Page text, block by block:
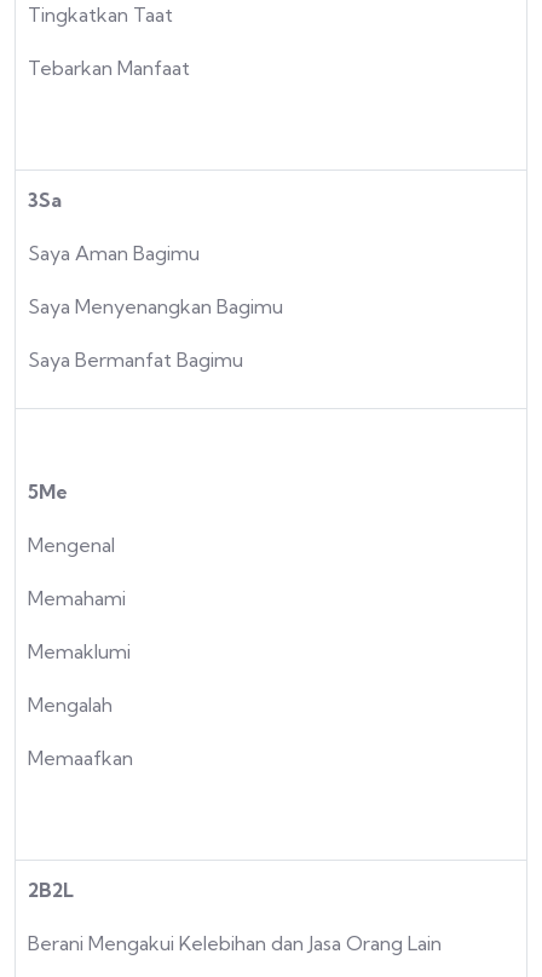
Tingkatkan Taat
Tebarkan Manfaat
3Sa
Saya Aman Bagimu
Saya Menyenangkan Bagimu
Saya Bermanfat Bagimu
5Me
Mengenal
Memahami
Memaklumi
Mengalah
Memaafkan
2B2L
Berani Mengakui Kelebihan dan Jasa Orang Lain